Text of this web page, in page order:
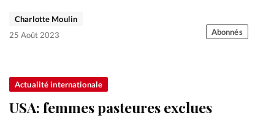
Charlotte Moulin
25 Août 2023
Abonnés
Actualité internationale
USA: femmes pasteures exclues